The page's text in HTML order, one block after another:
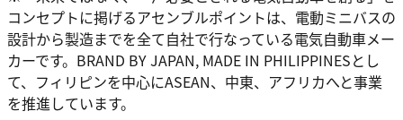
コンセプトに掲げるアセンブルポイントは、電動ミニバスの
設計から製造までを全て自社で行なっている電気自動車メー
カーです。BRAND BY JAPAN, MADE IN PHILIPPINESとし
て、フィリピンを中心にASEAN、中東、アフリカへと事業
を推進しています。